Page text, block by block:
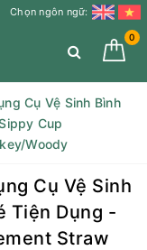
Chọn ngôn ngữ:
0
Cụ Vệ Sinh Bình
Cup
Woody
Cụ Vệ Sinh
Tiện Dụng -
Straw